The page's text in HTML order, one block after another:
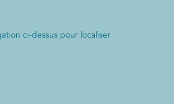
ci-dessus pour localiser